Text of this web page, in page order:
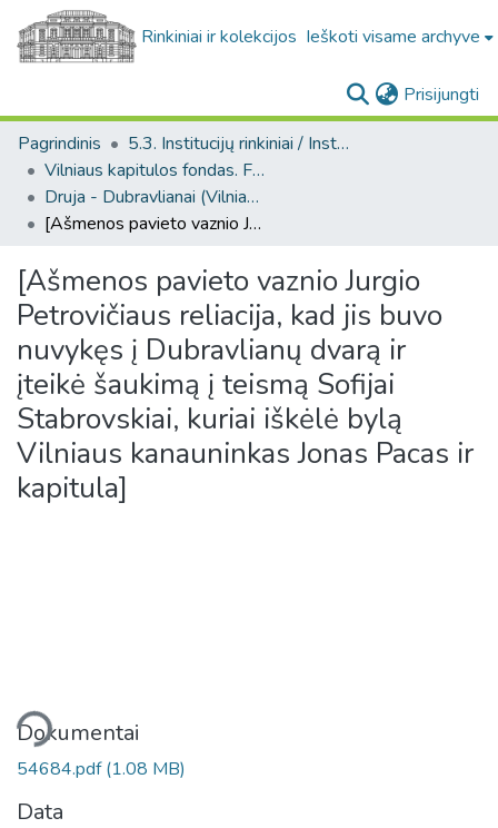
Rinkiniai ir kolekcijos Ieškoti visame archyve
Prisijungti
Pagrindinis
5.3. Institucijų rinkiniai / Institutional collections
Vilniaus kapitulos fondas. F43
Druja - Dubravlianai (Vilniaus kapitulos fondas. F43. Bažnytinės valdos)
[Ašmenos pavieto vaznio Jurgio Petrovičiaus reliacija, kad jis buvo nuvykęs į Dubravlianų dvarą ir įteikė šaukimą į teismą Sofijai Stabrovskiai, kuriai iškėlė bylą Vilniaus kanauninkas Jonas Pacas ir kapitula]
[Ašmenos pavieto vaznio Jurgio
Petrovičiaus reliacija, kad jis buvo
nuvykęs į Dubravlianų dvarą ir
įteikė šaukimą į teismą Sofijai
Stabrovskiai, kuriai iškėlė bylą
Vilniaus kanauninkas Jonas Pacas ir
kapitula]
Dokumentai
54684.pdf(1.08 MB)
Data